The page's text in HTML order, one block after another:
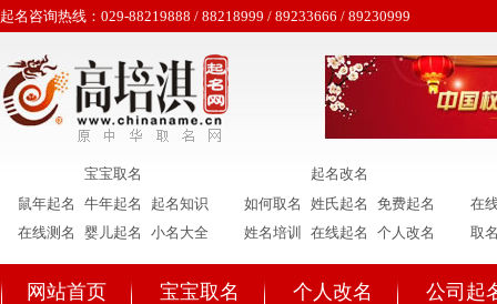
起名咨询热线：029-88219888 / 88218999 / 89233666 / 89230999
宝宝取名
鼠年起名
牛年起名
起名知识
在线测名
婴儿起名 小名大全
起名改名
如何取名
姓氏起名
免费起名
姓名培训
在线起名 个人改名
在
取
网站首页 宝宝取名 个人改名 公司起